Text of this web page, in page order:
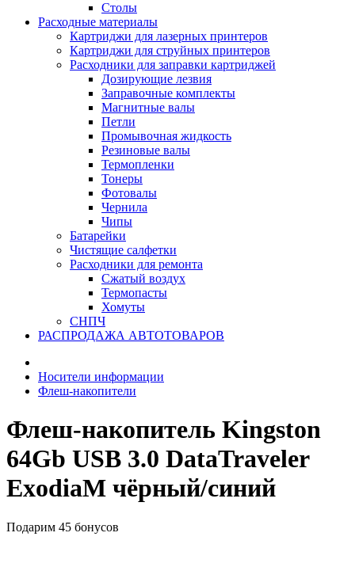
Столы
Расходные материалы
Картриджи для лазерных принтеров
Картриджи для струйных принтеров
Расходники для заправки картриджей
Дозирующие лезвия
Заправочные комплекты
Магнитные валы
Петли
Промывочная жидкость
Резиновые валы
Термопленки
Тонеры
Фотовалы
Чернила
Чипы
Батарейки
Чистящие салфетки
Расходники для ремонта
Сжатый воздух
Термопасты
Хомуты
СНПЧ
РАСПРОДАЖА АВТОТОВАРОВ
Носители информации
Флеш-накопители
Флеш-накопитель Kingston
64Gb USB 3.0 DataTraveler
ExodiaM чёрный/синий
Подарим 45 бонусов